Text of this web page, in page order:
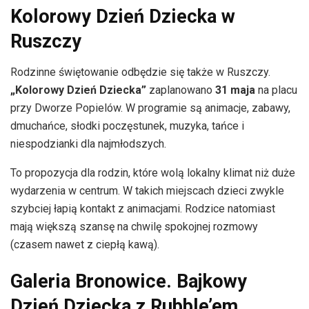
Kolorowy Dzień Dziecka w
Ruszczy
Rodzinne świętowanie odbędzie się także w Ruszczy.
„Kolorowy Dzień Dziecka” zaplanowano 31 maja na placu
przy Dworze Popielów. W programie są animacje, zabawy,
dmuchańce, słodki poczęstunek, muzyka, tańce i
niespodzianki dla najmłodszych.
To propozycja dla rodzin, które wolą lokalny klimat niż duże
wydarzenia w centrum. W takich miejscach dzieci zwykle
szybciej łapią kontakt z animacjami. Rodzice natomiast
mają większą szansę na chwilę spokojnej rozmowy
(czasem nawet z ciepłą kawą).
Galeria Bronowice. Bajkowy